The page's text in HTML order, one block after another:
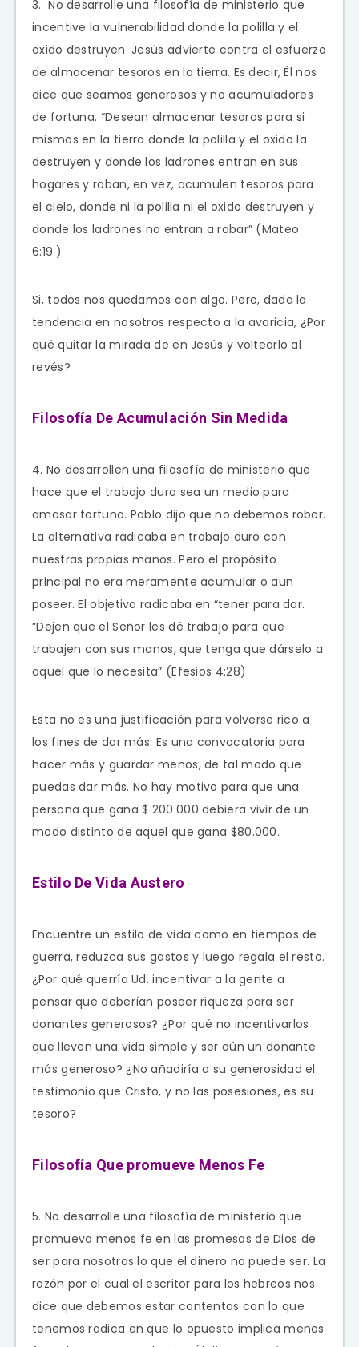
3. No desarrolle una filosofía de ministerio que
incentive la vulnerabilidad donde la polilla y el
oxido destruyen. Jesús advierte contra el esfuerzo
de almacenar tesoros en la tierra. Es decir, Él nos
dice que seamos generosos y no acumuladores
de fortuna. “Desean almacenar tesoros para si
mismos en la tierra donde la polilla y el oxido la
destruyen y donde los ladrones entran en sus
hogares y roban, en vez, acumulen tesoros para
el cielo, donde ni la polilla ni el oxido destruyen y
donde los ladrones no entran a robar” (Mateo
6:19.)
Si, todos nos quedamos con algo. Pero, dada la
tendencia en nosotros respecto a la avaricia, ¿Por
qué quitar la mirada de en Jesús y voltearlo al
revés?
Filosofía De Acumulación Sin Medida
4. No desarrollen una filosofía de ministerio que
hace que el trabajo duro sea un medio para
amasar fortuna. Pablo dijo que no debemos robar.
La alternativa radicaba en trabajo duro con
nuestras propias manos. Pero el propósito
principal no era meramente acumular o aun
poseer. El objetivo radicaba en “tener para dar.
”Dejen que el Señor les dé trabajo para que
trabajen con sus manos, que tenga que dárselo a
aquel que lo necesita” (Efesios 4:28)
Esta no es una justificación para volverse rico a
los fines de dar más. Es una convocatoria para
hacer más y guardar menos, de tal modo que
puedas dar más. No hay motivo para que una
persona que gana $ 200.000 debiera vivir de un
modo distinto de aquel que gana $80.000.
Estilo De Vida Austero
Encuentre un estilo de vida como en tiempos de
guerra, reduzca sus gastos y luego regala el resto.
¿Por qué querría Ud. incentivar a la gente a
pensar que deberían poseer riqueza para ser
donantes generosos? ¿Por qué no incentivarlos
que lleven una vida simple y ser aún un donante
más generoso? ¿No añadiría a su generosidad el
testimonio que Cristo, y no las posesiones, es su
tesoro?
Filosofía Que promueve Menos Fe
5. No desarrolle una filosofía de ministerio que
promueva menos fe en las promesas de Dios de
ser para nosotros lo que el dinero no puede ser. La
razón por el cual el escritor para los hebreos nos
dice que debemos estar contentos con lo que
tenemos radica en que lo opuesto implica menos